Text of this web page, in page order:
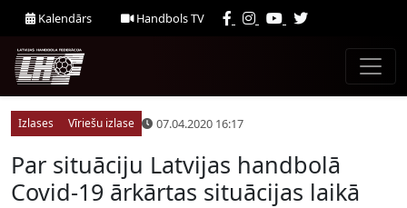
Kalendārs Handbols TV
Izlases Vīriešu izlase 07.04.2020 16:17
Par situāciju Latvijas handbolā
Covid-19 ārkārtas situācijas laikā